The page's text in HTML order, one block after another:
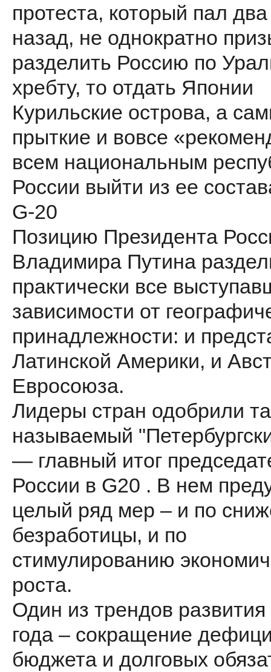
протеста, который пал два
назад, не однократно
разделить Россию по
хребту, то отдать Японии
Курильские острова, а
прыткие и вовсе
всем национальным
России выйти из ее
G-20
Позицию Президента
Владимира Путина
практически все
зависимости от
принадлежности: и
Латинской Америки, и
Евросоюза.
Лидеры стран одобрили
называемый
— главный итог
России в G20 . В нем
целый ряд мер – и по
безработицы, и по
стимулированию
роста.
Один из трендов
года – сокращение
бюджета и долговых